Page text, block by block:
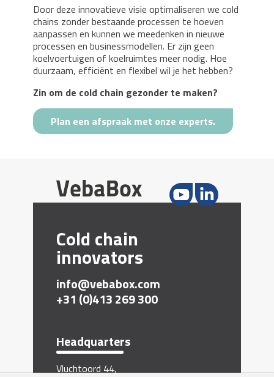
Door deze innovatieve visie optimaliseren we cold
chains zonder bestaande processen te hoeven
aanpassen en kunnen we meedenken in nieuwe
processen en businessmodellen. Er zijn geen
koelvoertuigen of koelruimtes meer nodig. Hoe
duurzaam, efficiënt en flexibel wil je het hebben?
Zin om de cold chain gezonder te maken?
Plan een afspraak met onze experts.
Cold chain
innovators
info@vebabox.com
+31 (0)413 269 300
Headquarters
Vluchtoord 44,